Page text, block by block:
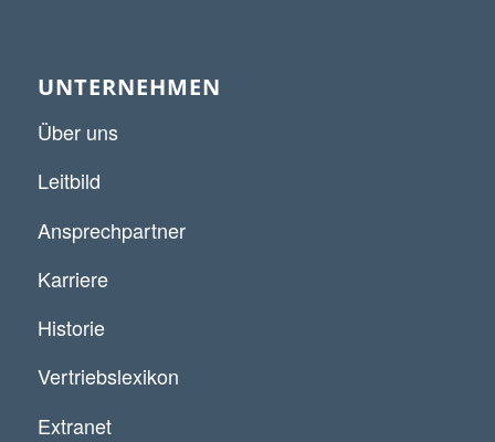
UNTERNEHMEN
Über uns
Leitbild
Ansprechpartner
Karriere
Historie
Vertriebslexikon
Extranet